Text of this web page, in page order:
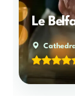
Le